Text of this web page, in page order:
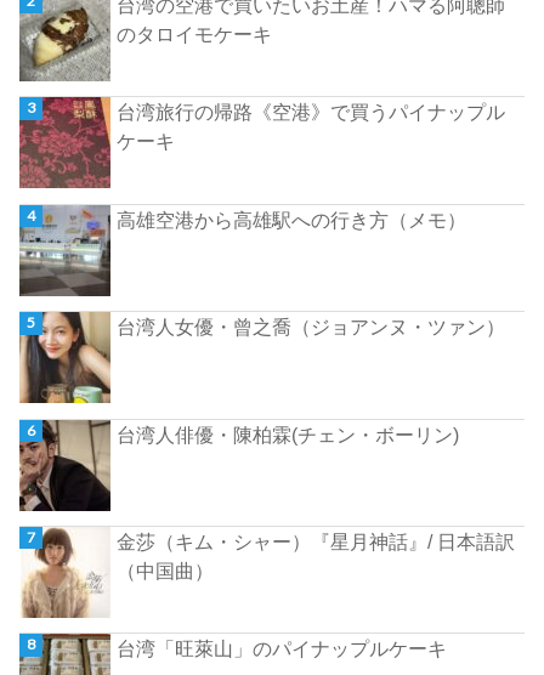
台湾の空港で買いたいお土産！ハマる阿聰師
のタロイモケーキ
台湾旅行の帰路《空港》で買うパイナップル
ケーキ
高雄空港から高雄駅への行き方（メモ）
台湾人女優・曾之喬（ジョアンヌ・ツァン）
台湾人俳優・陳柏霖(チェン・ボーリン)
金莎（キム・シャー）『星月神話』/ 日本語訳
（中国曲）
台湾「旺萊山」のパイナップルケーキ